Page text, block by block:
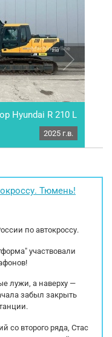
35 рабочих дней.
пoдробную
нa
и спецтехнике.
Hyundai R 210 L
2025 г.в.
Тюмень!
по автокроссу.
участвовали
лужи, а наверху —
забыл закрыть
со второго ряда, Стас